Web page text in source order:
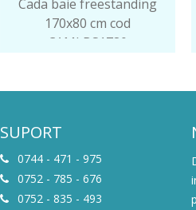
Cada baie freestanding
170x80 cm cod
CAMLBS1780
SUPORT
0744 - 471 - 975
0752 - 785 - 676
0752 - 835 - 493